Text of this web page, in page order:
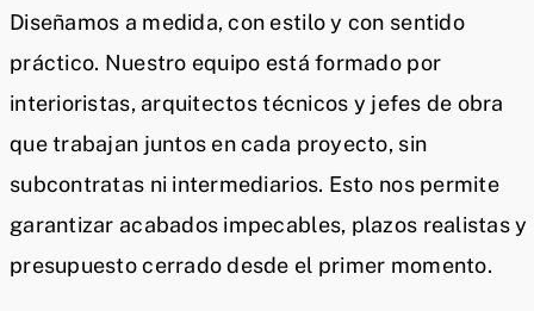
Diseñamos a medida, con estilo y con sentido
práctico. Nuestro equipo está formado por
interioristas, arquitectos técnicos y jefes de obra
que trabajan juntos en cada proyecto, sin
subcontratas ni intermediarios. Esto nos permite
garantizar acabados impecables, plazos realistas y
presupuesto cerrado desde el primer momento.